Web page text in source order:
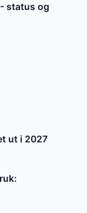
status og
ut i 2027